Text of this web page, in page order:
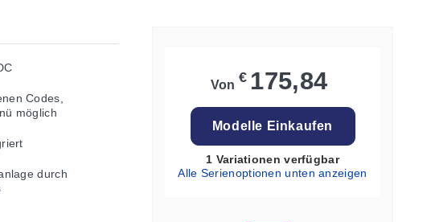
Codes,
möglich
durch
Von € 175,84
Modelle Einkaufen
1 Variationen verfügbar
Alle Serienoptionen unten anzeigen